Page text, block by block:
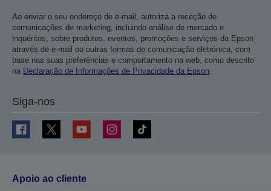
Ao enviar o seu endereço de e-mail, autoriza a receção de
comunicações de marketing, incluindo análise de mercado e
inquéritos, sobre produtos, eventos, promoções e serviços da Epson
através de e-mail ou outras formas de comunicação eletrónica, com
base nas suas preferências e comportamento na web, como descrito
na Declaração de Informações de Privacidade da Epson.
Siga-nos
Apoio ao cliente